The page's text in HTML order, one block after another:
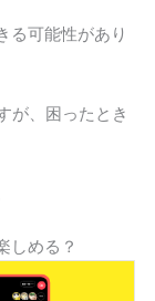
る可能性があり
が、困ったとき
しめる？